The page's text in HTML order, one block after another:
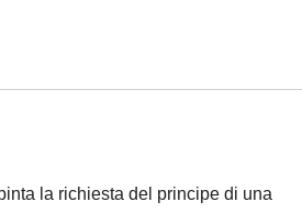
la richiesta del principe di una